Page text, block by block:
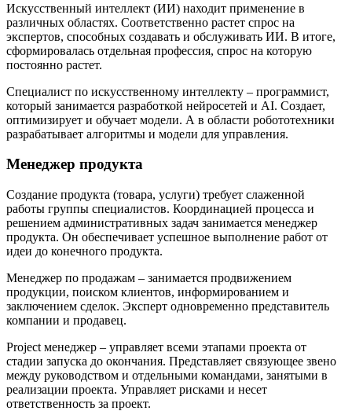
Искусственный интеллект (ИИ) находит применение в
различных областях. Соответственно растет спрос на
экспертов, способных создавать и обслуживать ИИ. В итоге,
сформировалась отдельная профессия, спрос на которую
постоянно растет.
Специалист по искусственному интеллекту – программист,
который занимается разработкой нейросетей и AI. Создает,
оптимизирует и обучает модели. А в области робототехники
разрабатывает алгоритмы и модели для управления.
Менеджер продукта
Создание продукта (товара, услуги) требует слаженной
работы группы специалистов. Координацией процесса и
решением административных задач занимается менеджер
продукта. Он обеспечивает успешное выполнение работ от
идеи до конечного продукта.
Менеджер по продажам – занимается продвижением
продукции, поиском клиентов, информированием и
заключением сделок. Эксперт одновременно представитель
компании и продавец.
Project менеджер – управляет всеми этапами проекта от
стадии запуска до окончания. Представляет связующее звено
между руководством и отдельными командами, занятыми в
реализации проекта. Управляет рисками и несет
ответственность за проект.